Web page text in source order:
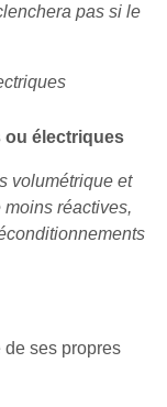
pas si le
ou électriques
volumétrique et
réactives,
de ses propres